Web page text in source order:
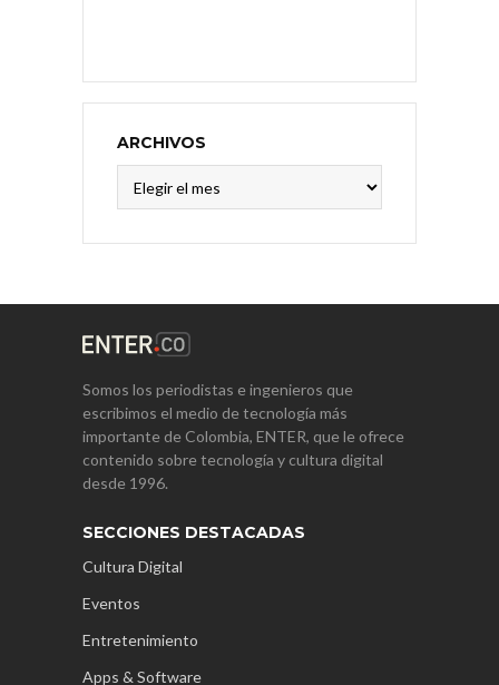
ARCHIVOS
Somos los periodistas e ingenieros que
escribimos el medio de tecnología más
importante de Colombia, ENTER, que le ofrece
contenido sobre tecnología y cultura digital
desde 1996.
SECCIONES DESTACADAS
Cultura Digital
Eventos
Entretenimiento
Apps & Software